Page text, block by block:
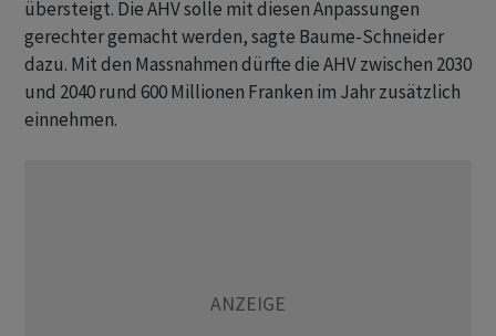
übersteigt. Die AHV solle mit diesen Anpassungen
gerechter gemacht werden, sagte Baume-Schneider
dazu. Mit den Massnahmen dürfte die AHV zwischen 2030
und 2040 rund 600 Millionen Franken im Jahr zusätzlich
einnehmen.